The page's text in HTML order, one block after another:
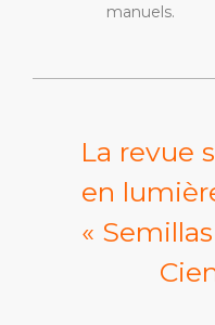
manuels.
La revue
en
«